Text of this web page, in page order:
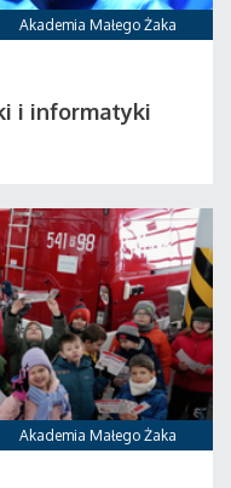
Akademia Małego Żaka
i informatyki
Akademia Małego Żaka